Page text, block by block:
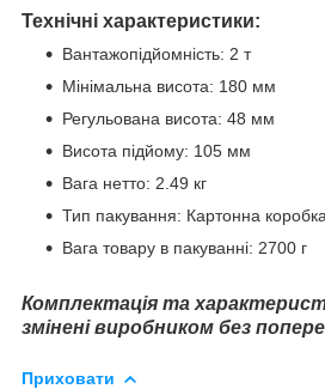
Технічні характеристики:
Вантажопідйомність: 2 т
Мінімальна висота: 180 мм
Регульована висота: 48 мм
Висота підйому: 105 мм
Вага нетто: 2.49 кг
Тип пакування: Картонна коробка
Вага товару в пакуванні: 2700 г
Комплектація та
змінені виробником без
Приховати